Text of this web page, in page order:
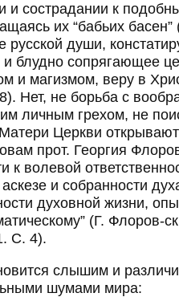
и сострадании к
их “бабьих
русской души,
и блудно сопрягающее
и магизмом, веру в
Нет, не борьба с
личным грехом, не
Церкви
прот. Георгия
к волевой
и собранности
духовной жизни,
(Г. Флоров-
С. 4).
слышим и
шумами мира: